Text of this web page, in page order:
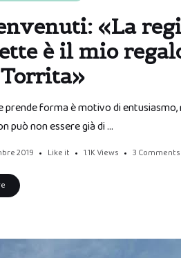
«La
è il mio
prende forma è motivo di
può non essere già di …
2019 Like it 1.1K Views 3 Comments